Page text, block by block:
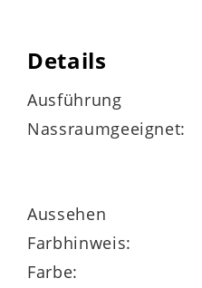
Details
Ausführung
Nassraumgeeignet:
Aussehen
Farbhinweis:
Farbe: